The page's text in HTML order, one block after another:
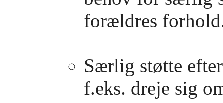
forældres
Særlig støtte
f.eks. dreje sig